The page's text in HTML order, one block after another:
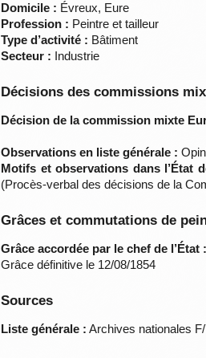
Domicile : Évreux, Eure
Profession : Peintre et tailleur
Type d’activité : Bâtiment
Secteur : Industrie
Décisions des commissions
Décision de la commission mixte
Observations en liste générale :
Motifs et observations dans l’État
(Procès-verbal des décisions de la
Grâces et commutations de
Grâce accordée par le chef de l’État :
Grâce définitive le 12/08/1854
Sources
Liste générale : Archives nationales